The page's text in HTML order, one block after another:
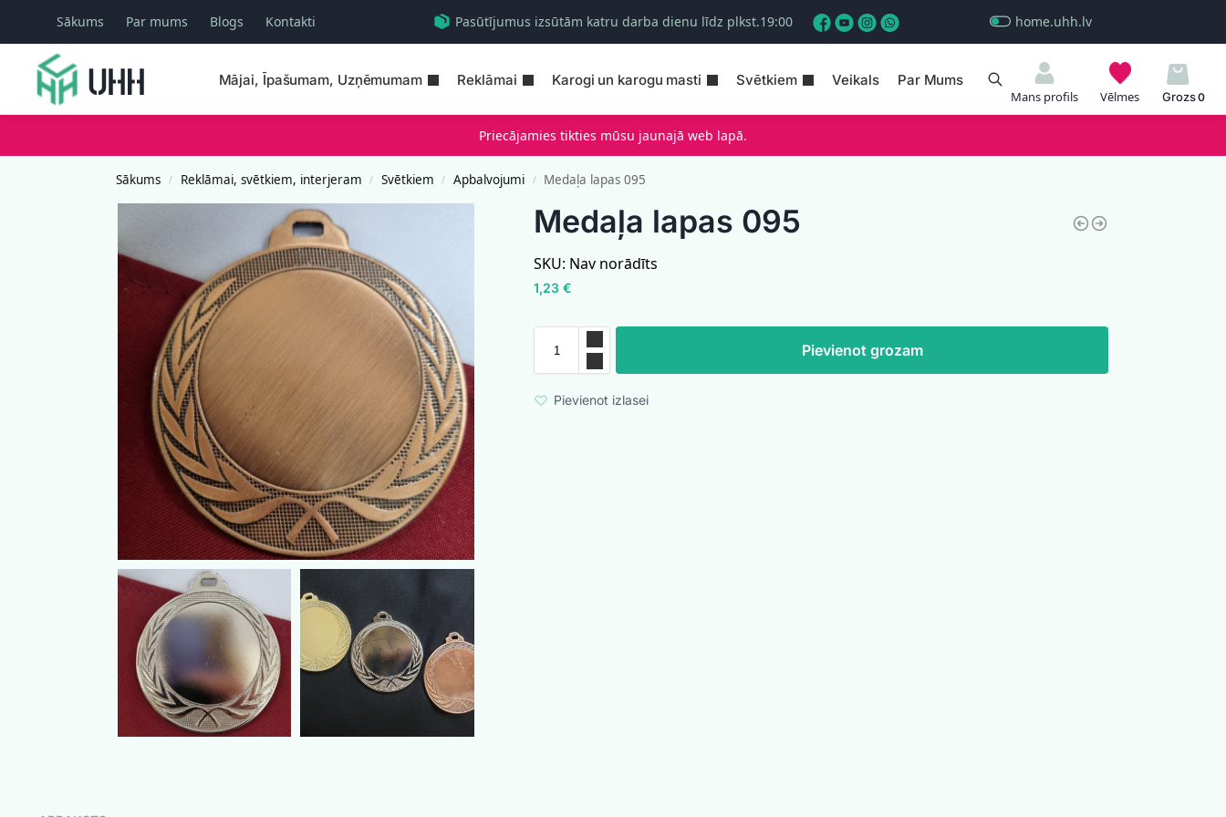
Sākums Par mums Blogs Kontakti Pasūtījumus izsūtām katru darba dienu līdz plkst.19:00 home.uhh.lv
Mājai, Īpašumam, Uzņēmumam Reklāmai Karogi un karogu masti Svētkiem Veikals Par Mums
Meklēšana
Mans profils Vēlmes 0
Priecājamies tikties mūsu jaunajā web lapā.
Sākums / Reklāmai, svētkiem, interjeram / Svētkiem / Apbalvojumi / Medaļa lapas 095
Medaļa lapas 095
SKU: Nav norādīts
1,23€
Pievienot grozam
Pievienot izlasei